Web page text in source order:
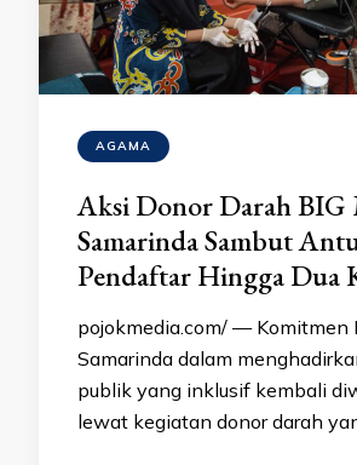
AGAMA
Aksi Donor Darah BIG
Samarinda Sambut
Pendaftar Hingga Dua
pojokmedia.com/ — Komitmen
Samarinda dalam
publik yang inklusif kembali
lewat kegiatan donor darah